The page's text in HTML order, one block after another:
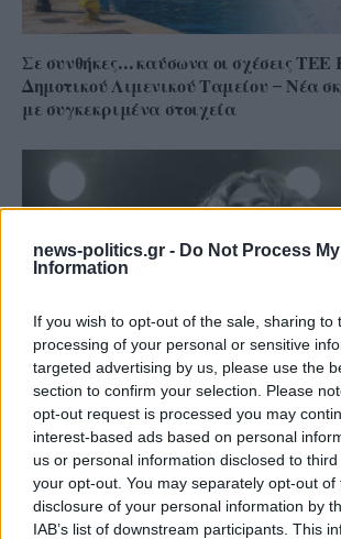
news-politics.gr - Do Not Process
Information
If you wish to opt-out of the sale, sharing to
processing of your personal or sensitive
targeted advertising by us, please use the
section to confirm your selection. Please
opt-out request is processed you may
interest-based ads based on personal
us or personal information disclosed to
your opt-out. You may separately opt-out of
disclosure of your personal information by
IAB’s list of downstream participants. This
Σε συνθήκες… καύσωνα οι σχέσεις ΤΕΕ
Δημοτικού Λιμενικού Ταμείου – Νέα
με συγκεκριμένα στοιχεία
Το ατύχημα του Ρόμπερτ Πλαντ, των
στη Ρόδο όπου παραλίγο να χάσει τη
(video)